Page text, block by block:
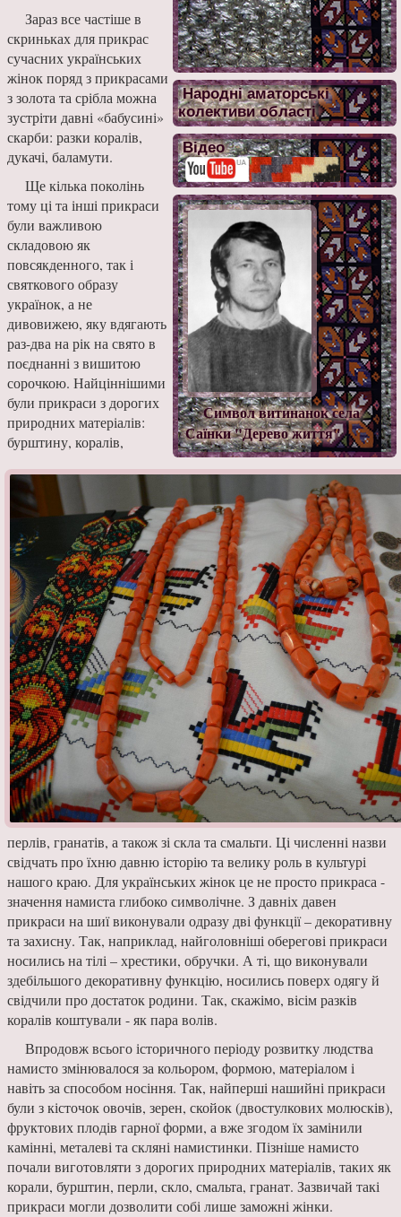
Народні аматорські
колективи області
Відео
Символ витинанок села
Саїнки "Дерево життя"
Зараз все частіше в
скриньках для прикрас
сучасних українських
жінок поряд з прикрасами
з золота та срібла можна
зустріти давні «бабусині»
скарби: разки коралів,
дукачі, баламути.
Ще кілька поколінь
тому ці та інші прикраси
були важливою
складовою як
повсякденного, так і
святкового образу
українок, а не
дивовижею, яку вдягають
раз-два на рік на свято в
поєднанні з вишитою
сорочкою. Найціннішими
були прикраси з дорогих
природних матеріалів:
бурштину, коралів,
перлів, гранатів, а також зі скла та смальти. Ці численні назви
свідчать про їхню давню історію та велику роль в культурі
нашого краю. Для українських жінок це не просто прикраса -
значення намиста глибоко символічне. З давніх давен
прикраси на шиї виконували одразу дві функції – декоративну
та захисну. Так, наприклад, найголовніші оберегові прикраси
носились на тілі – хрестики, обручки. А ті, що виконували
здебільшого декоративну функцію, носились поверх одягу й
свідчили про достаток родини. Так, скажімо, вісім разків
коралів коштували - як пара волів.
Впродовж всього історичного періоду розвитку людства
намисто змінювалося за кольором, формою, матеріалом і
навіть за способом носіння. Так, найперші нашийні прикраси
були з кісточок овочів, зерен, скойок (двостулкових молюсків),
фруктових плодів гарної форми, а вже згодом їх замінили
камінні, металеві та скляні намистинки. Пізніше намисто
почали виготовляти з дорогих природних матеріалів, таких як
корали, бурштин, перли, скло, смальта, гранат. Зазвичай такі
прикраси могли дозволити собі лише заможні жінки.